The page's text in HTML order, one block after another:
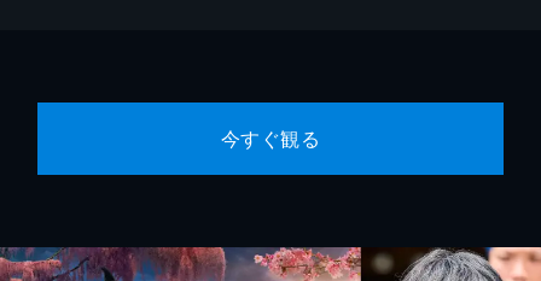
今すぐ観る